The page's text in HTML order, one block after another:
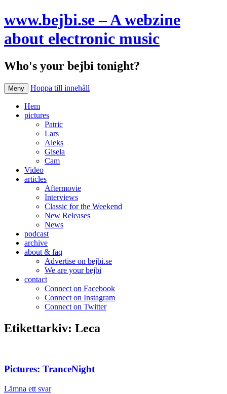
www.bejbi.se – A webzine
about electronic music
Who's your bejbi tonight?
Meny Hoppa till innehåll
Hem
pictures
Patric
Lars
Aleks
Gisela
Cam
Video
articles
Aftermovie
Interviews
Classic for the Weekend
New Releases
News
podcast
archive
about & faq
Advertise on bejbi.se
We are your bejbi
contact
Connect on Facebook
Connect on Instagram
Connect on Twitter
Etikettarkiv: Leca
Pictures: TranceNight
Lämna ett svar